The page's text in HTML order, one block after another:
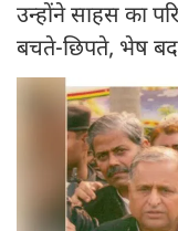
उन्होंने साहस का
बचते-छिपते, भेष